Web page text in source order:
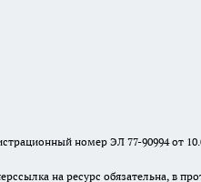
номер ЭЛ 77-90994 от
на ресурс обязательна, в